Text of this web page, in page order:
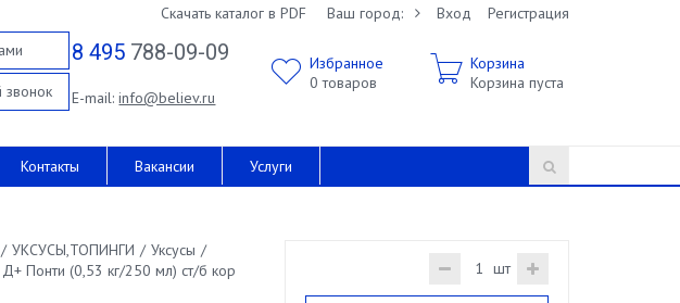
Скачать каталог в PDF Ваш город: Вход Регистрация
звонок
8 495 788-09-09
E-mail:info@believ.ru
Избранное
0 товаров
Корзина
Корзина пуста
Контакты Вакансии Услуги
/ УКСУСЫ,ТОПИНГИ / Уксусы /
Понти (0,53 кг/250 мл) ст/б кор
шт